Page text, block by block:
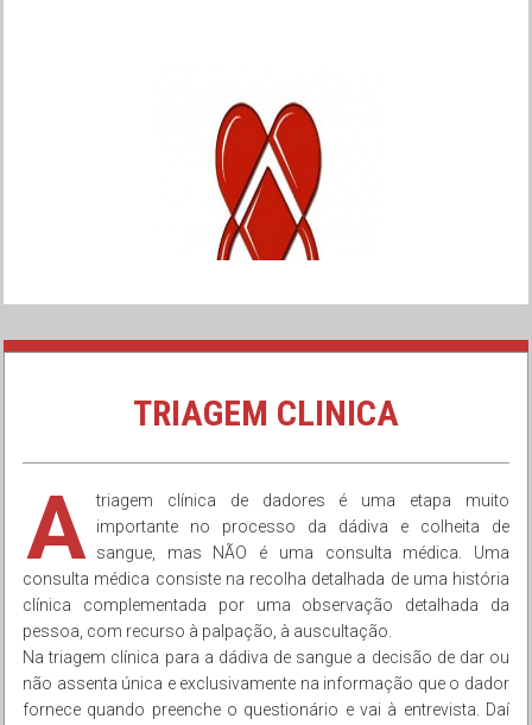
TRIAGEM CLINICA
A triagem clínica de dadores é uma etapa muito
importante no processo da dádiva e colheita de
sangue, mas NÃO é uma consulta médica. Uma
consulta médica consiste na recolha detalhada de uma história
clínica complementada por uma observação detalhada da
pessoa, com recurso à palpação, à auscultação.
Na triagem clínica para a dádiva de sangue a decisão de dar ou
não assenta única e exclusivamente na informação que o dador
fornece quando preenche o questionário e vai à entrevista. Daí